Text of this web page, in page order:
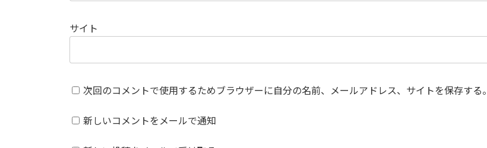
サイト
次回のコメントで使用するためブラウザーに自分の名前、メールアドレス、サイトを保存する。
新しいコメントをメールで通知